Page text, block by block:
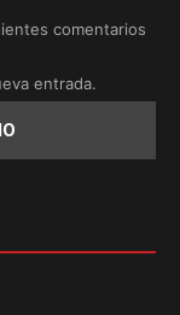
comentarios
entrada.